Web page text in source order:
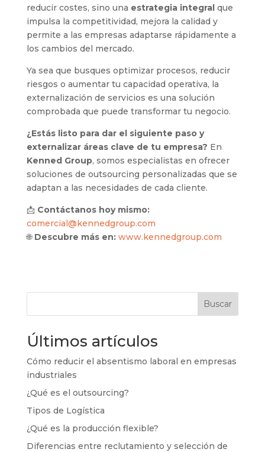
reducir costes, sino una estrategia integralque
impulsa la competitividad, mejora la calidad y
permite a las empresas adaptarse rápidamente a
los cambios del mercado.
Ya sea que busques optimizar procesos, reducir
riesgos o aumentar tu capacidad operativa, la
externalización de servicios es una solución
comprobada que puede transformar tu negocio.
¿Estás listo para dar el siguiente paso y
externalizar áreas clave de tu empresa? En
Kenned Group, somos especialistas en ofrecer
soluciones de outsourcing personalizadas que se
adaptan a las necesidades de cada cliente.
📩 Contáctanos hoy mismo:
comercial@kennedgroup.com
🌐 Descubre más en: www.kennedgroup.com
Buscar
Últimos artículos
Cómo reducir el absentismo laboral en empresas
industriales
¿Qué es el outsourcing?
Tipos de Logística
¿Qué es la producción flexible?
Diferencias entre reclutamiento y selección de